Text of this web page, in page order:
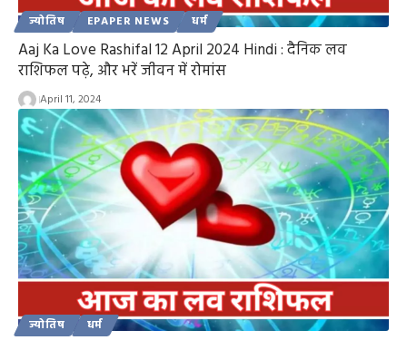
ज्योतिष EPAPER NEWS धर्म
Aaj Ka Love Rashifal 12 April 2024 Hindi : दैनिक लव
राशिफल पढ़े, और भरें जीवन में रोमांस
April 11, 2024
ज्योतिष धर्म